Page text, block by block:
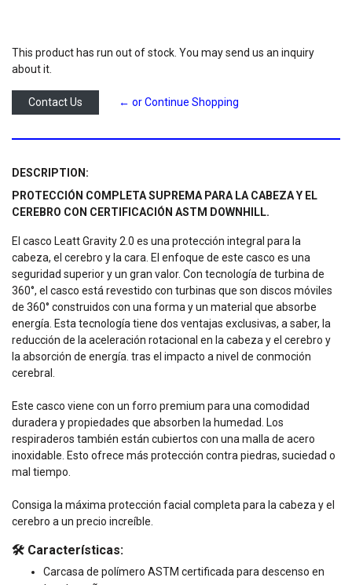
This product has run out of stock. You may send us an inquiry
about it.
Contact Us ← or Continue Shopping
DESCRIPTION:
PROTECCIÓN COMPLETA SUPREMA PARA LA CABEZA Y EL
CEREBRO CON CERTIFICACIÓN ASTM DOWNHILL.
El casco Leatt Gravity 2.0 es una protección integral para la
cabeza, el cerebro y la cara. El enfoque de este casco es una
seguridad superior y un gran valor. Con tecnología de turbina de
360°, el casco está revestido con turbinas que son discos móviles
de 360° construidos con una forma y un material que absorbe
energía. Esta tecnología tiene dos ventajas exclusivas, a saber, la
reducción de la aceleración rotacional en la cabeza y el cerebro y
la absorción de energía. tras el impacto a nivel de conmoción
cerebral.
Este casco viene con un forro premium para una comodidad
duradera y propiedades que absorben la humedad. Los
respiraderos también están cubiertos con una malla de acero
inoxidable. Esto ofrece más protección contra piedras, suciedad o
mal tiempo.
Consiga la máxima protección facial completa para la cabeza y el
cerebro a un precio increíble.
🛠️ Características:
Carcasa de polímero ASTM certificada para descenso en